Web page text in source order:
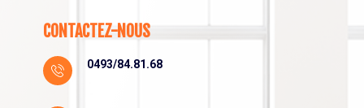
CONTACTEZ-NOUS
0493/84.81.68